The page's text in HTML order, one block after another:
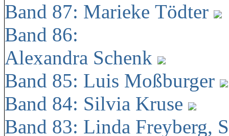
Band 87: Marieke Tödter
Band 86:
Alexandra Schenk
Band 85: Luis Moßburger
Band 84: Silvia Kruse
Band 83: Linda Freyberg,